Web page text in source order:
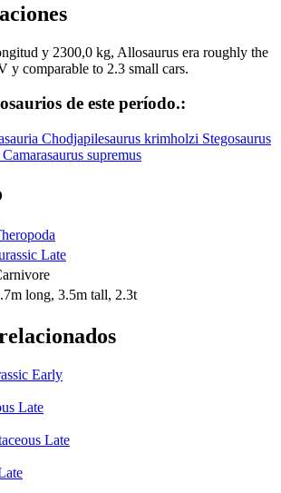
y 2300,0 kg, Allosaurus era roughly the
y comparable to 2.3 small cars.
de este período.:
Chodjapilesaurus krimholzi Stegosaurus
Camarasaurus supremus
Late
long, 3.5m tall, 2.3t
Early
Late
Late